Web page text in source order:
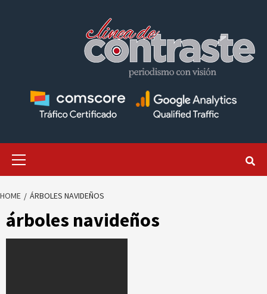
HOME ÁRBOLES NAVIDEÑOS
árboles navideños